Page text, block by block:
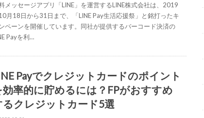
メッセージアプリ「LINE」を運営するLINE株式会社は、2019
月18日から31日まで、「LINE Pay生活応援祭」と銘打ったキ
ペーンを開催しています。同社が提供するバーコード決済の
Payを利…
Payでクレジットカードのポイント
効率的に貯めるには？FPがおすすめ
るクレジットカード5選